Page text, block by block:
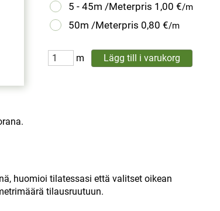
5 - 45m /Meterpris 1,00 €/m
50m /Meterpris 0,80 €/m
m
huomioi tilatessasi että valitset oikean
tilausruutuun.